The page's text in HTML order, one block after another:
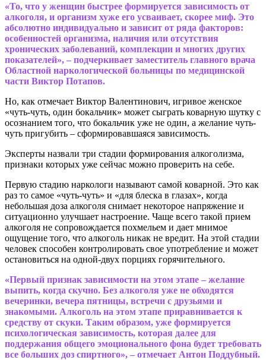
«То, что у женщин быстрее формируется зависимость от
алкоголя, и организм хуже его усваивает, скорее миф. Это
абсолютно индивидуально и зависит от ряда факторов:
особенностей организма, наличия или отсутствия
хронических заболеваний, комплекции и многих других
показателей», – подчеркивает заместитель главного врача
Областной наркологической больницы по медицинской
части Виктор Потапов.
Но, как отмечает Виктор Валентинович, игривое женское
«чуть-чуть, один бокальчик» может сыграть коварную шутку с
осознанием того, что бокальчик уже не один, а желание чуть-
чуть пригубить – сформировавшаяся зависимость.
Эксперты назвали три стадии формирования алкоголизма,
признаки которых уже сейчас можно проверить на себе.
Первую стадию наркологи называют самой коварной. Это как
раз то самое «чуть-чуть» и «для блеска в глазах», когда
небольшая доза алкоголя снимает некоторое напряжение и
ситуационно улучшает настроение. Чаще всего такой прием
алкоголя не сопровождается похмельем и дает мнимое
ощущение того, что алкоголь никак не вредит. На этой стадии
человек способен контролировать свое употребление и может
остановиться на одной-двух порциях горячительного.
«Первый признак зависимости на этом этапе – желание
выпить, когда скучно. Без алкоголя уже не обходятся
вечеринки, вечера пятницы, встречи с друзьями и
знакомыми. Алкоголь на этом этапе приравнивается к
средству от скуки. Таким образом, уже формируется
психологическая зависимость, которая далее для
поддержания общего эмоционального фона будет требовать
все больших доз спиртного», – отмечает Антон Поддубный.